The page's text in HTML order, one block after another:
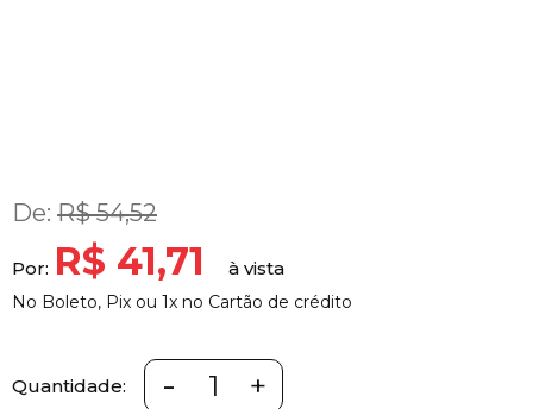
De: R$ 54,52
Por: R$ 41,71
No Boleto, Pix ou 1x no Cartão de crédito
Quantidade: - +